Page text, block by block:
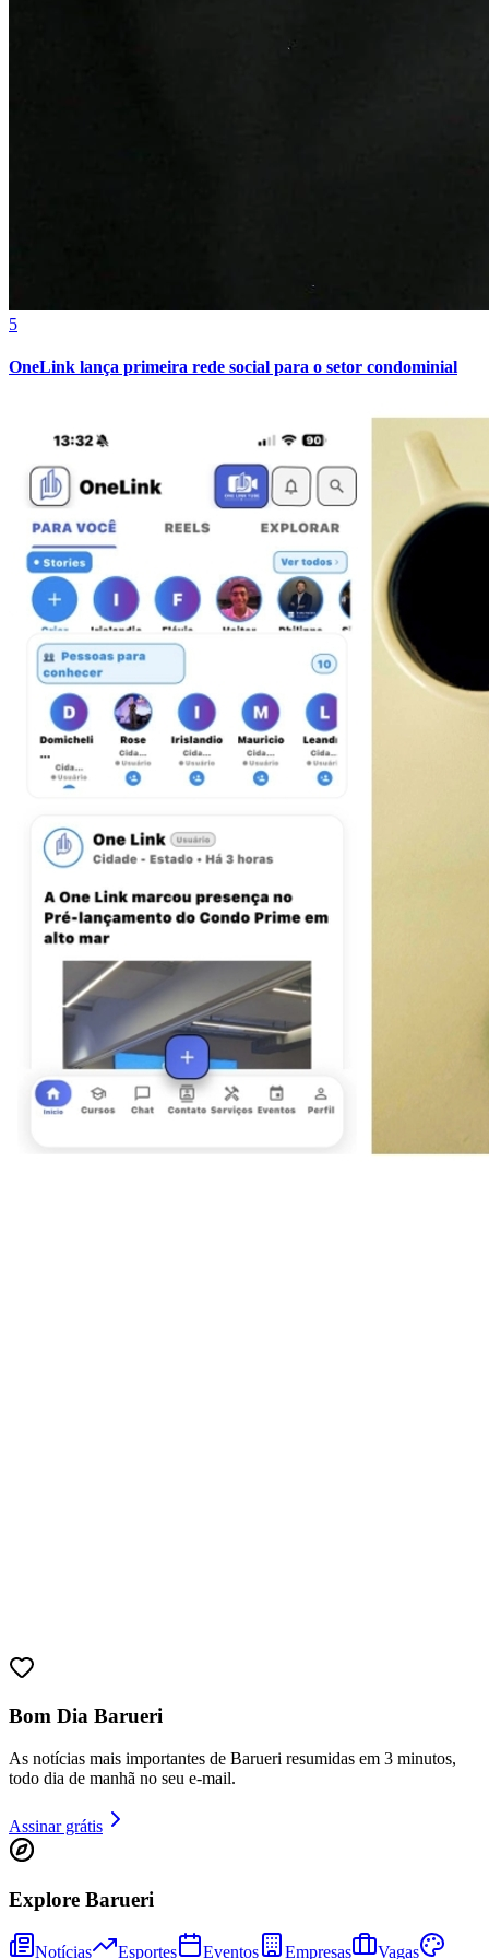
Bragantino
5
OneLink lança primeira rede social para o setor condominial
Bom Dia Barueri
As notícias mais importantes de Barueri resumidas em 3 minutos,
todo dia de manhã no seu e-mail.
Assinar grátis
Explore Barueri
Notícias Esportes Eventos Empresas
Vagas